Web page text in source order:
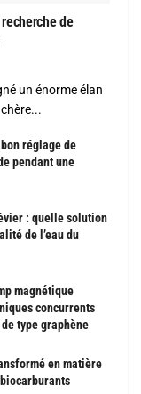
de
un énorme élan
bon réglage de
pendant une
: quelle solution
de l’eau du
magnétique
concurrents
type graphène
en matière